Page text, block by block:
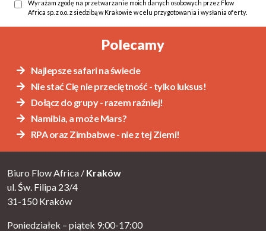
Wyrażam zgodę na przetwarzanie moich danych osobowych przez Flow
Africa sp. z o.o. z siedzibą w Krakowie w celu przygotowania i wysłania oferty.
Alternative:
Polecamy
Najlepsze safari na świecie
Nie stać Cię nie przeciętność - tylko luksus!
Dołącz do grupy - razem raźniej!
Namibia, a może Mars?
RPA oraz Zimbabwe - nie z tej Ziemi!
Biuro Flow Africa / Kraków
ul. Św. Filipa 23/4
31-150 Kraków
Poniedziałek – piątek 9:00-17:00